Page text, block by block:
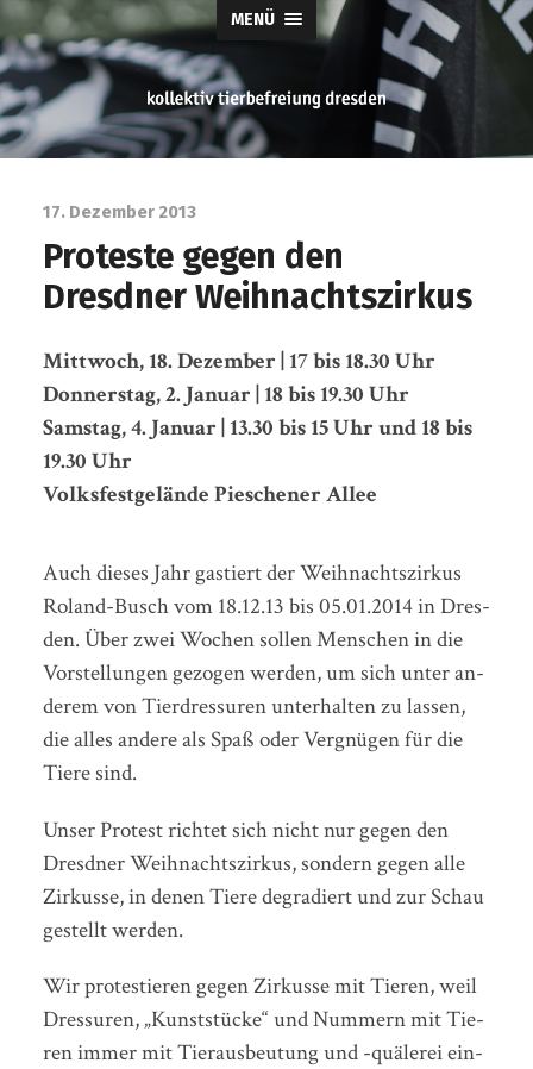
MENÜ
tierbefreiung
17. Dezember 2013
Proteste gegen den
Dresdner Weihnachtszirkus
Mittwoch, 18. Dezember | 17 bis 18.30 Uhr
Donnerstag, 2. Januar | 18 bis 19.30 Uhr
Samstag, 4. Januar | 13.30 bis 15 Uhr und 18 bis
19.30 Uhr
Volksfestgelände Pieschener Allee
Auch die­ses Jahr gas­tiert der Weih­nachts­zir­kus
Ro­land-Busch vom 18.12.13 bis 05.01.2014 in Dres­
den. Über zwei Wo­chen sol­len Men­schen in die
Vorstellungen ge­zo­gen wer­den, um sich unter an­
de­rem von Tier­dres­su­ren un­ter­hal­ten zu las­sen,
die alles an­de­re als Spaß oder Ver­gnü­gen für die
Tiere sind.
Unser Protest richtet sich nicht nur gegen den
Dresdner Weihnachtszirkus, sondern gegen alle
Zirkusse, in denen Tiere degradiert und zur Schau
gestellt werden.
Wir pro­tes­tie­ren gegen Zir­kusse mit Tieren, weil
Dres­su­ren, „Kunst­stü­cke“ und Num­mern mit Tie­
ren immer mit Tier­aus­beu­tung und -quä­le­rei ein­